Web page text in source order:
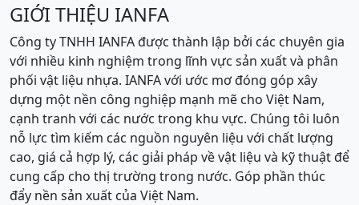
GIỚI THIỆU IANFA
Công ty TNHH IANFA được thành lập bởi các chuyên gia
với nhiều kinh nghiệm trong lĩnh vực sản xuất và phân
phối vật liệu nhựa. IANFA với ước mơ đóng góp xây
dựng một nền công nghiệp mạnh mẽ cho Việt Nam,
cạnh tranh với các nước trong khu vực. Chúng tôi luôn
nỗ lực tìm kiếm các nguồn nguyên liệu với chất lượng
cao, giá cả hợp lý, các giải pháp về vật liệu và kỹ thuật để
cung cấp cho thị trường trong nước. Góp phần thúc
đẩy nền sản xuất của Việt Nam.